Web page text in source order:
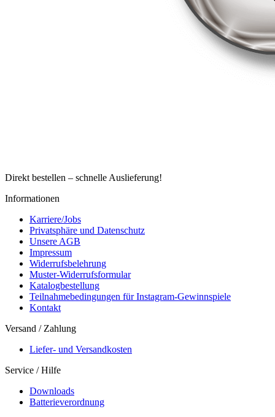
Direkt bestellen – schnelle Auslieferung!
Informationen
Karriere/Jobs
Privatsphäre und Datenschutz
Unsere AGB
Impressum
Widerrufsbelehrung
Muster-Widerrufsformular
Katalogbestellung
Teilnahmebedingungen für Instagram-Gewinnspiele
Kontakt
Versand / Zahlung
Liefer- und Versandkosten
Service / Hilfe
Downloads
Batterieverordnung